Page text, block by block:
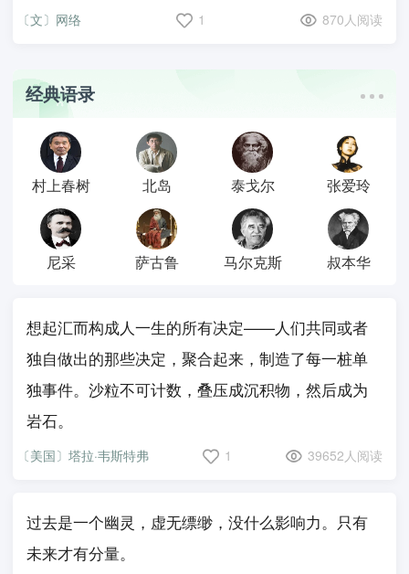
〔文〕网络 1 870人阅读
经典语录
村上春树 北岛 泰戈尔 张爱玲
尼采 萨古鲁 马尔克斯 叔本华
想起汇而构成人一生的所有决定——人们共同或者
独自做出的那些决定，聚合起来，制造了每一桩单
独事件。沙粒不可计数，叠压成沉积物，然后成为
岩石。
〔美国〕塔拉·韦斯特弗 1 39652人阅读
过去是一个幽灵，虚无缥缈，没什么影响力。只有
未来才有分量。